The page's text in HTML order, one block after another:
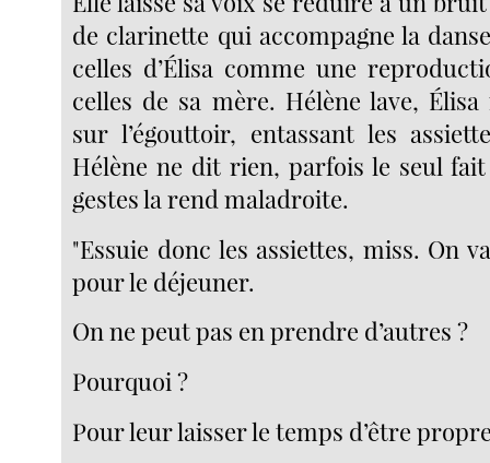
de clarinette qui accompagne la
celles d’Élisa comme une
celles de sa mère. Hélène lave,
sur l’égouttoir, entassant les
Hélène ne dit rien, parfois le seul
gestes la rend maladroite.
"Essuie donc les assiettes, miss. On
pour le déjeuner.
On ne peut pas en prendre d’autres ?
Pourquoi ?
Pour leur laisser le temps d’être